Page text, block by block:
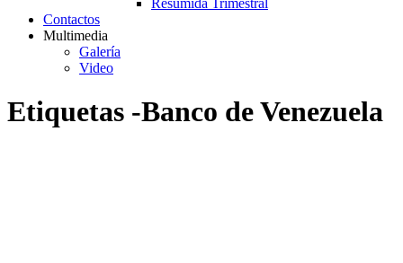
Resumida Trimestral
Contactos
Multimedia
Galería
Video
Etiquetas -Banco de Venezuela